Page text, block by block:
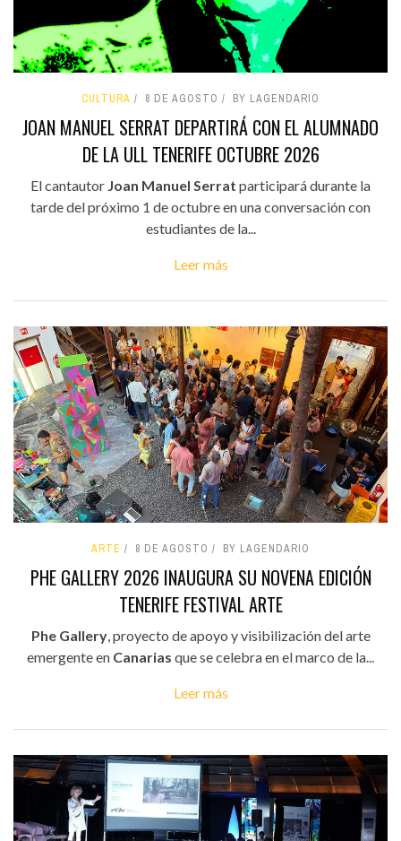
CULTURA 8 DE AGOSTO BY LAGENDARIO
JOAN MANUEL SERRAT DEPARTIRÁ CON EL ALUMNADO
DE LA ULL TENERIFE OCTUBRE 2026
El cantautor Joan Manuel Serrat participará durante la
tarde del próximo 1 de octubre en una conversación con
estudiantes de la...
Leer más
ARTE 8 DE AGOSTO BY LAGENDARIO
PHE GALLERY 2026 INAUGURA SU NOVENA EDICIÓN
TENERIFE FESTIVAL ARTE
Phe Gallery, proyecto de apoyo y visibilización del arte
emergente en Canarias que se celebra en el marco de la...
Leer más